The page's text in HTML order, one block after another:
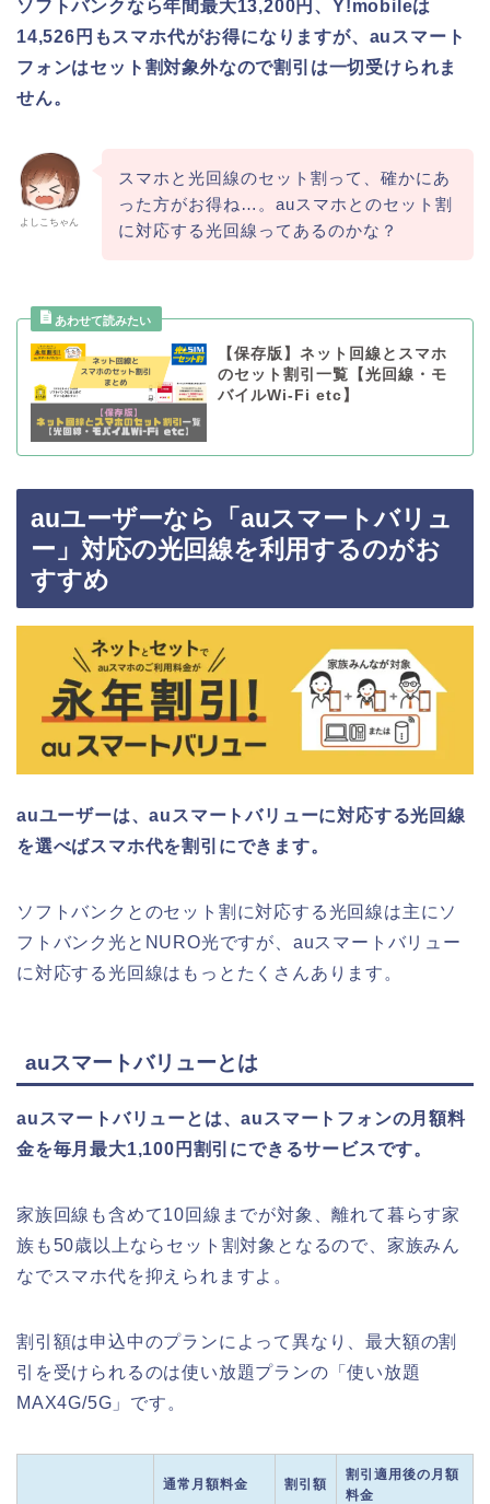
ソフトバンクなら年間最大13,200円、Y!mobileは
14,526円もスマホ代がお得になりますが、auスマート
フォンはセット割対象外なので割引は一切受けられま
せん。
よしこちゃん
スマホと光回線のセット割って、確かにあ
った方がお得ね…。auスマホとのセット割
に対応する光回線ってあるのかな？
【保存版】ネット回線とスマホ
のセット割引一覧【光回線・モ
バイルWi-Fi etc】
auユーザーなら「auスマートバリュ
ー」対応の光回線を利用するのがお
すすめ
auユーザーは、auスマートバリューに対応する光回線
を選べばスマホ代を割引にできます。
ソフトバンクとのセット割に対応する光回線は主にソ
フトバンク光とNURO光ですが、auスマートバリュー
に対応する光回線はもっとたくさんあります。
auスマートバリューとは
auスマートバリューとは、auスマートフォンの月額料
金を毎月最大1,100円割引にできるサービスです。
家族回線も含めて10回線までが対象、離れて暮らす家
族も50歳以上ならセット割対象となるので、家族みん
なでスマホ代を抑えられますよ。
割引額は申込中のプランによって異なり、最大額の割
引を受けられるのは使い放題プランの「使い放題
MAX4G/5G」です。
通常月額料金 割引額
割引適用後の月額
料金